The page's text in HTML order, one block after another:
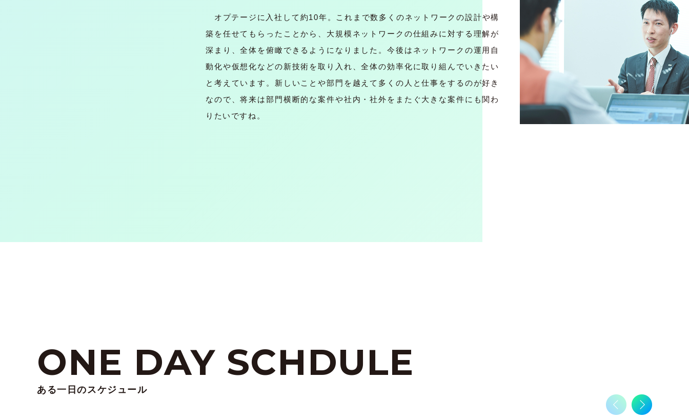
オプテージに入社して約10年。これまで数多くのネットワークの設計や構
築を任せてもらったことから、大規模ネットワークの仕組みに対する理解が
深まり、全体を俯瞰できるようになりました。今後はネットワークの運用自
動化や仮想化などの新技術を取り入れ、全体の効率化に取り組んでいきたい
と考えています。新しいことや部門を越えて多くの人と仕事をするのが好き
なので、将来は部門横断的な案件や社内・社外をまたぐ大きな案件にも関わ
りたいですね。
ONE DAY SCHDULE
ある一日のスケジュール